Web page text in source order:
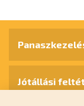
Jótállási